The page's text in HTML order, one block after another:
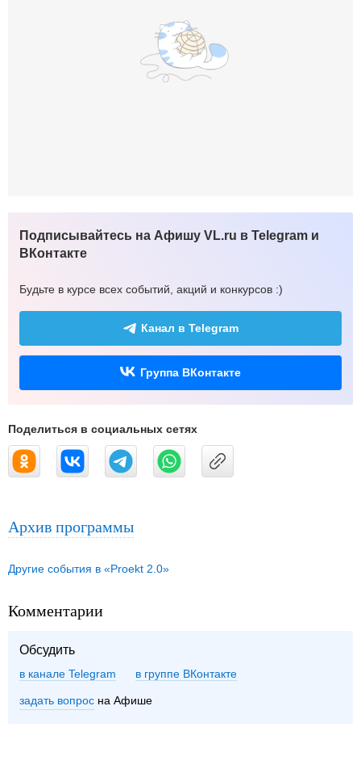
Подписывайтесь на Афишу VL.ru в Telegram и
ВКонтакте
Будьте в курсе всех событий, акций и конкурсов :)
Канал в Telegram
Группа ВКонтакте
Поделиться в социальных сетях
Архив программы
Другие события в «Proekt 2.0»
Комментарии
Обсудить
в канале Telegram группе ВКонтакте
задать вопрос на Афише